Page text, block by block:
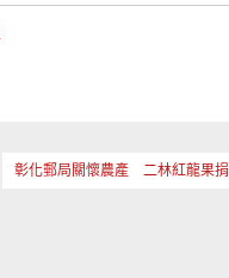
彰化郵局關懷農產 二林紅龍果